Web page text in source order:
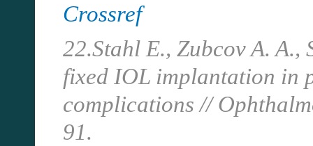
Crossref
22.Stahl E., Zubcov A.
fixed IOL implantation in
complications //
91.